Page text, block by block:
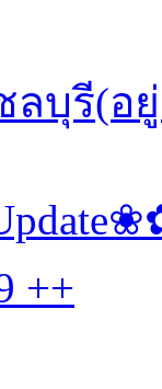
ชลบุรี(
++